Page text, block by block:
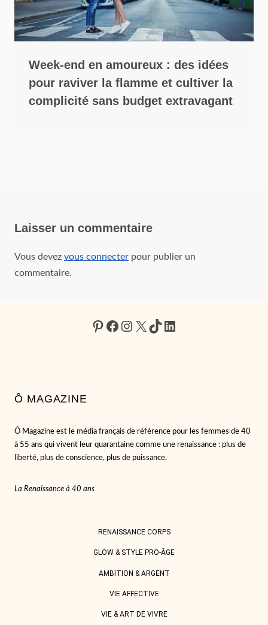
Week-end en amoureux : des idées
pour raviver la flamme et cultiver la
complicité sans budget extravagant
Laisser un commentaire
Vous devez vous connecter pour publier un
commentaire.
Pinterest
Facebook
Instagram
X TikTokLinkedIn
Ô MAGAZINE
Ô Magazine est le média français de référence pour les femmes de 40
à 55 ans qui vivent leur quarantaine comme une renaissance : plus de
liberté, plus de conscience, plus de puissance.
La Renaissance à 40 ans
RENAISSANCE CORPS
GLOW & STYLE PRO-ÂGE
AMBITION & ARGENT
VIE AFFECTIVE
VIE & ART DE VIVRE